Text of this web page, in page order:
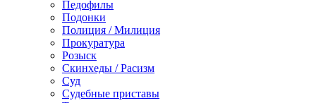
Педофилы
Подонки
Полиция / Милиция
Прокуратура
Розыск
Скинхеды / Расизм
Суд
Судебные приставы